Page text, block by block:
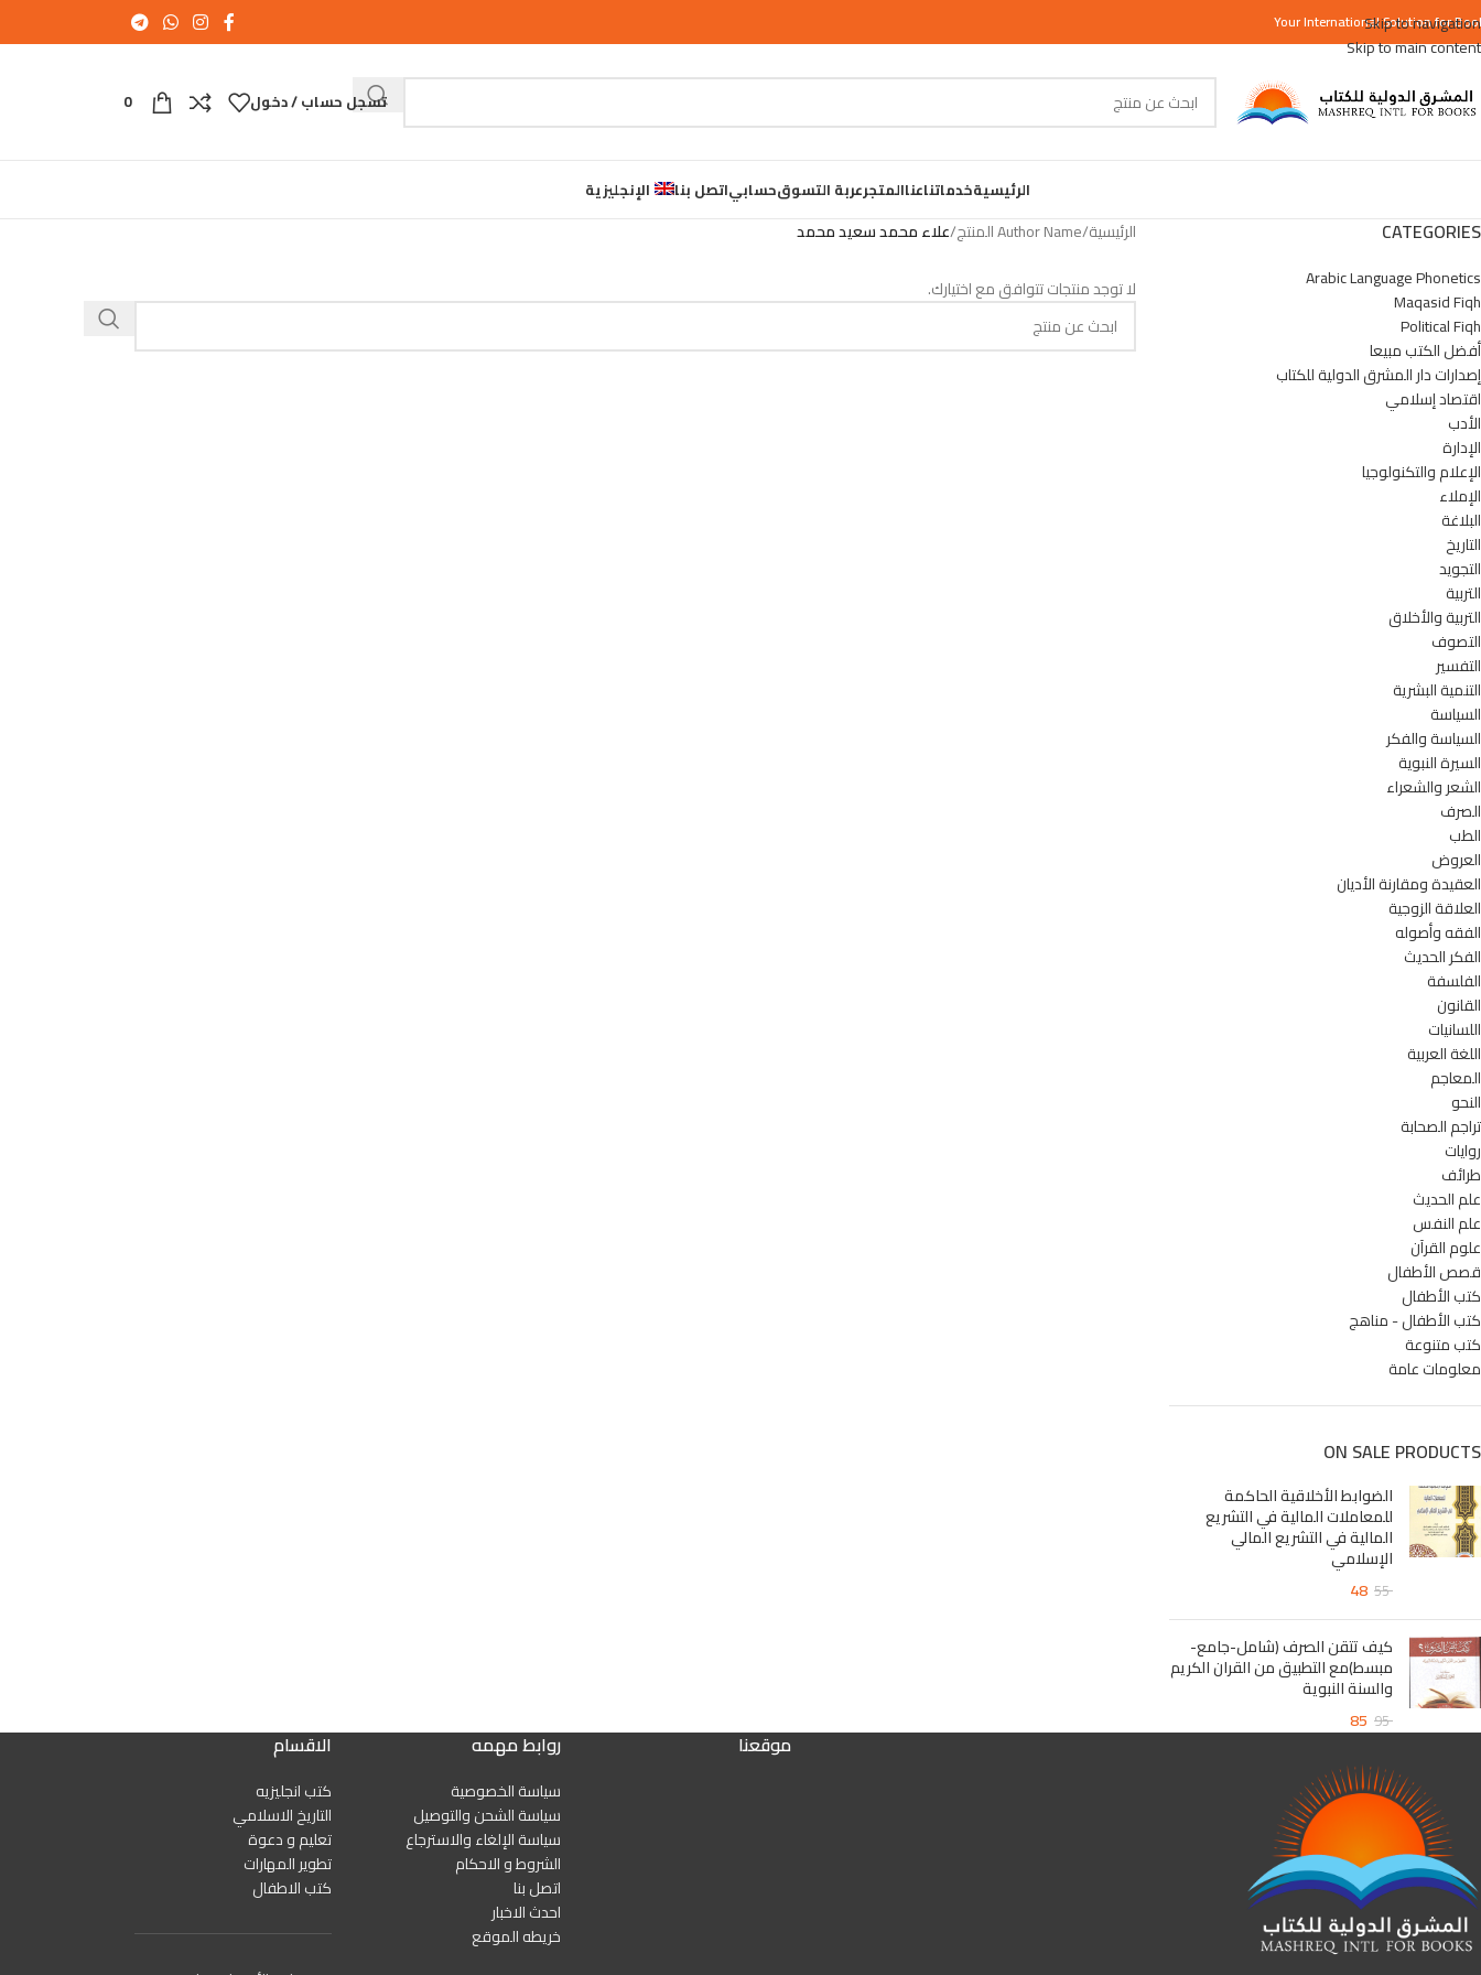
Skip to navigation
Skip to main content
YourInternationalSolution for
تسجل حساب / دخول 0
الرئيسيةخدماتناعناالمتجرعربة التسوقحسابياتصل بنا الإنجليزية
CATEGORIES
Arabic Language Phonetics
Maqasid Fiqh
Political Fiqh
أفضل الكتب مبيعا
إصدارات دار المشرق الدولية للكتاب
اقتصاد إسلامي
الأدب
الإدارة
الإعلام والتكنولوجيا
الإملاء
البلاغة
التاريخ
التجويد
التربية
التربية والأخلاق
التصوف
التفسير
التنمية البشرية
السياسة
السياسة والفكر
السيرة النبوية
الشعر والشعراء
الصرف
الطب
العروض
العقيدة ومقارنة الأديان
العلاقة الزوجية
الفقه وأصوله
الفكر الحديث
الفلسفة
القانون
اللسانيات
اللغة العربية
المعاجم
النحو
تراجم الصحابة
روايات
طرائف
علم الحديث
علم النفس
علوم القرآن
قصص الأطفال
كتب الأطفال
كتب الأطفال - مناهج
كتب متنوعة
معلومات عامة
ON SALE PRODUCTS
الضوابط الأخلاقية الحاكمة
للمعاملات المالية في التشريع
المالية في التشريع المالي
الإسلامي
55
48
كيف تتقن الصرف (شامل-جامع-
مبسط)مع التطبيق من القران الكريم
والسنة النبوية
95
85
الرئيسية/Author Name المنتج /علاء محمد سعيد محمد
لا توجد منتجات تتوافق مع اختيارك.
موقعنا روابط مهمه
سياسة الخصوصية
سياسة الشحن والتوصيل
سياسة الإلغاء والاسترجاع
الشروط و الاحكام
اتصل بنا
احدث الاخبار
خريطه الموقع
الاقسام
كتب انجليزيه
التاريخ الاسلامي
تعليم و دعوة
تطوير المهارات
كتب الاطفال